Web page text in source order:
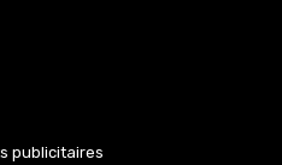
publicitaires